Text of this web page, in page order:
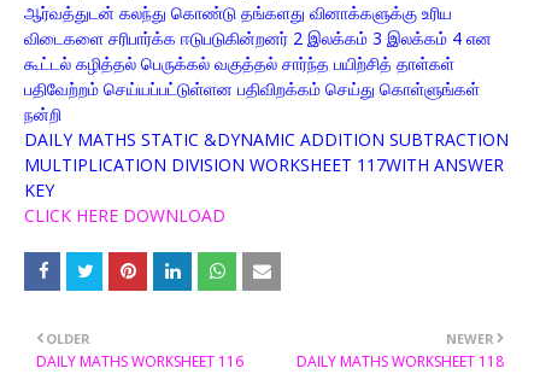
ஆர்வத்துடன் கலந்து கொண்டு தங்களது வினாக்களுக்கு உரிய
விடைகளை சரிபார்க்க ஈடுபடுகின்றனர் 2 இலக்கம் 3 இலக்கம் 4 என
கூட்டல் கழித்தல் பெருக்கல் வகுத்தல் சார்ந்த பயிற்சித் தாள்கள்
பதிவேற்றம் செய்யப்பட்டுள்ளன பதிவிறக்கம் செய்து கொள்ளுங்கள்
நன்றி
DAILY MATHS STATIC &DYNAMIC ADDITION SUBTRACTION
MULTIPLICATION DIVISION WORKSHEET 117WITH ANSWER
KEY
CLICK HERE DOWNLOAD
NEWER
DAILY MATHS WORKSHEET 118
OLDER
DAILY MATHS WORKSHEET 116